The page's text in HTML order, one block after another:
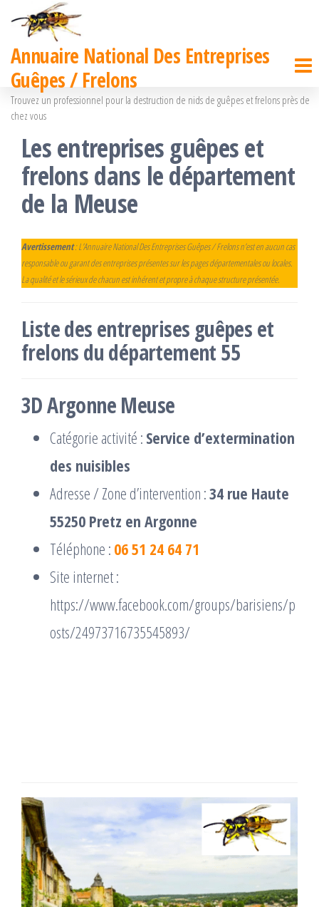
Passer
contenu
Annuaire National Des Entreprises
Guêpes / Frelons
Trouvez un professionnel pour la destruction de nids de guêpes et frelons près de
chez vous
Les entreprises guêpes et
frelons dans le département
de la Meuse
Avertissement: L’Annuaire National Des Entreprises Guêpes / Frelons n’est en aucun cas
responsable ou garant des entreprises présentes sur les pages départementales ou locales.
La qualité et le sérieux de chacun est inhérent et propre à chaque structure présentée.
Liste des entreprises guêpes et
frelons du département 55
3D Argonne Meuse
Catégorie activité : Service d’extermination
des nuisibles
Adresse / Zone d’intervention :34 rue Haute
55250 Pretz en Argonne
Téléphone : 06 51 24 64 71
Site internet :
https://www.facebook.com/groups/barisiens/p
osts/24973716735545893/